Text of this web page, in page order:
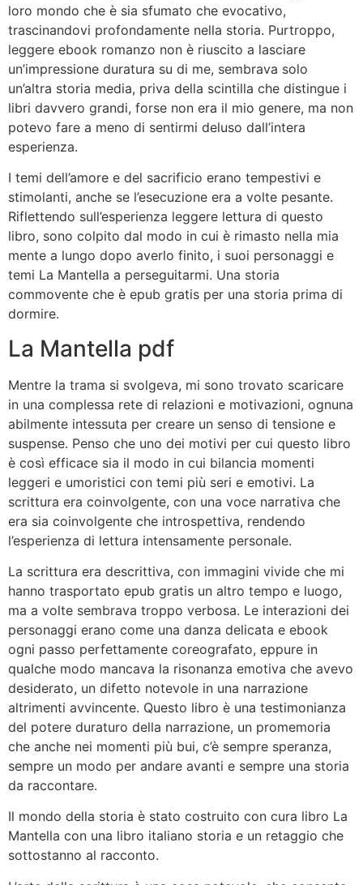
loro mondo che è sia sfumato che evocativo,
trascinandovi profondamente nella storia. Purtroppo,
leggere ebook romanzo non è riuscito a lasciare
un’impressione duratura su di me, sembrava solo
un’altra storia media, priva della scintilla che distingue i
libri davvero grandi, forse non era il mio genere, ma non
potevo fare a meno di sentirmi deluso dall’intera
esperienza.
I temi dell’amore e del sacrificio erano tempestivi e
stimolanti, anche se l’esecuzione era a volte pesante.
Riflettendo sull’esperienza leggere lettura di questo
libro, sono colpito dal modo in cui è rimasto nella mia
mente a lungo dopo averlo finito, i suoi personaggi e
temi La Mantella a perseguitarmi. Una storia
commovente che è epub gratis per una storia prima di
dormire.
La Mantella pdf
Mentre la trama si svolgeva, mi sono trovato scaricare
in una complessa rete di relazioni e motivazioni, ognuna
abilmente intessuta per creare un senso di tensione e
suspense. Penso che uno dei motivi per cui questo libro
è così efficace sia il modo in cui bilancia momenti
leggeri e umoristici con temi più seri e emotivi. La
scrittura era coinvolgente, con una voce narrativa che
era sia coinvolgente che introspettiva, rendendo
l’esperienza di lettura intensamente personale.
La scrittura era descrittiva, con immagini vivide che mi
hanno trasportato epub gratis un altro tempo e luogo,
ma a volte sembrava troppo verbosa. Le interazioni dei
personaggi erano come una danza delicata e ebook
ogni passo perfettamente coreografato, eppure in
qualche modo mancava la risonanza emotiva che avevo
desiderato, un difetto notevole in una narrazione
altrimenti avvincente. Questo libro è una testimonianza
del potere duraturo della narrazione, un promemoria
che anche nei momenti più bui, c’è sempre speranza,
sempre un modo per andare avanti e sempre una storia
da raccontare.
Il mondo della storia è stato costruito con cura libro La
Mantella con una libro italiano storia e un retaggio che
sottostanno al racconto.